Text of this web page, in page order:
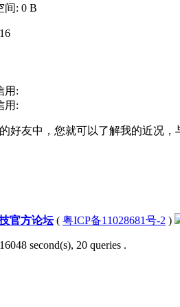
间: 0 B
用:
用:
好友中，您就可以了解我的近况
官方论坛( 粤ICP备11028681号-2 )
second(s), 20 queries .